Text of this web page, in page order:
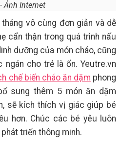
Ảnh Internet
vô cùng đơn giản và dễ
cẩn thận trong quá trình nấu
dưỡng của món cháo, cũng
ngán cho trẻ là ổn. Yeutre.vn
chế biến cháo ăn dặm phong
sung thêm 5 món ăn dặm
sẽ kích thích vị giác giúp bé
hơn. Chúc các bé yêu luôn
triển thông minh.